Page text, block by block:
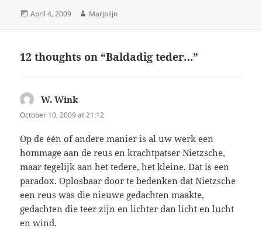
Posted
April 4, 2009 Author
Marjolijn
12 thoughts on “Baldadig teder…”
W. Wink
October 10, 2009 at 21:12
Op de één of andere manier is al uw werk een
hommage aan de reus en krachtpatser Nietzsche,
maar tegelijk aan het tedere, het kleine. Dat is een
paradox. Oplosbaar door te bedenken dat Nietzsche
een reus was die nieuwe gedachten maakte,
gedachten die teer zijn en lichter dan licht en lucht
en wind.